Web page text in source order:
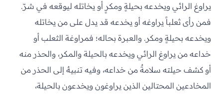
يراوغ الرائي ويخدعه بحيلةٍ ومكرٍ أو يخاتله ليوقعه في شرّ.
فمن رأى ثعلباً يراوغه أو يخدعه قد يدل على من يخاتله
ويخدعه بحيلةٍ ومكر. والعبرة بحاله؛ فمراوغة الثعلب أو
خداعه من يراوغ الرائي ويخدعه بالحيلة والمكر، والحذر منه
أو كشف حيلته سلامةٌ من خداعه، وفيه تنبيهٌ إلى الحذر من
المخادعين المحتالين الذين يراوغون ويخدعون بالحيلة،